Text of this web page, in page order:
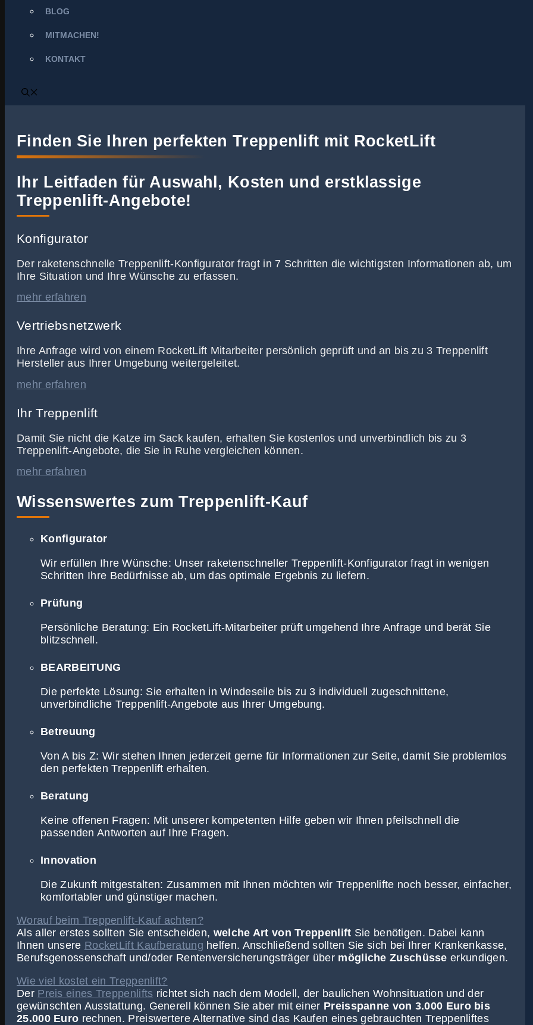
BLOG
MITMACHEN!
KONTAKT
Finden Sie Ihren perfekten Treppenlift mit RocketLift
Ihr Leitfaden für Auswahl, Kosten und erstklassige
Treppenlift-Angebote!
Konfigurator
Der raketenschnelle Treppenlift-Konfigurator fragt in 7 Schritten die wichtigsten Informationen ab, um
Ihre Situation und Ihre Wünsche zu erfassen.
mehr erfahren
Vertriebsnetzwerk
Ihre Anfrage wird von einem RocketLift Mitarbeiter persönlich geprüft und an bis zu 3 Treppenlift
Hersteller aus Ihrer Umgebung weitergeleitet.
mehr erfahren
Ihr Treppenlift
Damit Sie nicht die Katze im Sack kaufen, erhalten Sie kostenlos und unverbindlich bis zu 3
Treppenlift-Angebote, die Sie in Ruhe vergleichen können.
mehr erfahren
Wissenswertes zum Treppenlift-Kauf
Konfigurator
Wir erfüllen Ihre Wünsche: Unser raketenschneller Treppenlift-Konfigurator fragt in wenigen
Schritten Ihre Bedürfnisse ab, um das optimale Ergebnis zu liefern.
Prüfung
Persönliche Beratung: Ein RocketLift-Mitarbeiter prüft umgehend Ihre Anfrage und berät Sie
blitzschnell.
BEARBEITUNG
Die perfekte Lösung: Sie erhalten in Windeseile bis zu 3 individuell zugeschnittene,
unverbindliche Treppenlift-Angebote aus Ihrer Umgebung.
Betreuung
Von A bis Z: Wir stehen Ihnen jederzeit gerne für Informationen zur Seite, damit Sie problemlos
den perfekten Treppenlift erhalten.
Beratung
Keine offenen Fragen: Mit unserer kompetenten Hilfe geben wir Ihnen pfeilschnell die
passenden Antworten auf Ihre Fragen.
Innovation
Die Zukunft mitgestalten: Zusammen mit Ihnen möchten wir Treppenlifte noch besser, einfacher,
komfortabler und günstiger machen.
Worauf beim Treppenlift-Kauf achten?
Als aller erstes sollten Sie entscheiden, welche Art von Treppenlift Sie benötigen. Dabei kann
Ihnen unsere RocketLift Kaufberatung helfen. Anschließend sollten Sie sich bei Ihrer Krankenkasse,
Berufsgenossenschaft und/oder Rentenversicherungsträger über mögliche Zuschüsse erkundigen.
Wie viel kostet ein Treppenlift?
Der Preis eines Treppenlifts richtet sich nach dem Modell, der baulichen Wohnsituation und der
gewünschten Ausstattung. Generell können Sie aber mit einer Preisspanne von 3.000 Euro bis
25.000 Euro rechnen. Preiswertere Alternative sind das Kaufen eines gebrauchten Treppenliftes